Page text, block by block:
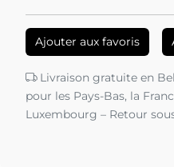
Ajouter aux favoris
Livraison gratuite en
pour les Pays-Bas, la
Luxembourg – Retour